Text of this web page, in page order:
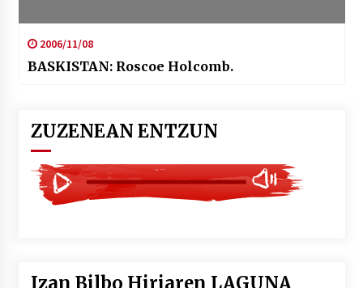
2006/11/08
BASKISTAN: Roscoe Holcomb.
ZUZENEAN ENTZUN
Izan Bilbo Hiriaren LAGUNA